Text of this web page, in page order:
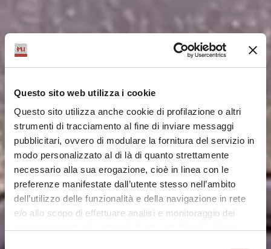
Questo sito web utilizza i cookie
Questo sito utilizza anche cookie di profilazione o altri
strumenti di tracciamento al fine di inviare messaggi
pubblicitari, ovvero di modulare la fornitura del servizio in
modo personalizzato al di là di quanto strettamente
necessario alla sua erogazione, cioè in linea con le
preferenze manifestate dall’utente stesso nell’ambito
dell’utilizzo delle funzionalità e della navigazione in rete
e/o allo scopo di effettuare analisi e monitoraggio dei
Selezione